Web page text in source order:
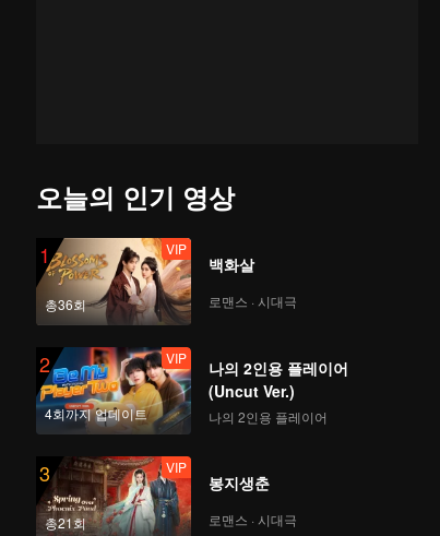
오늘의 인기 영상
1
총36회
VIP
백화살
로맨스 · 시대극
2
4회까지 업데이트
VIP
나의 2인용 플레이어
(Uncut Ver.)
나의 2인용 플레이어
3
총21회
VIP
봉지생춘
로맨스 · 시대극